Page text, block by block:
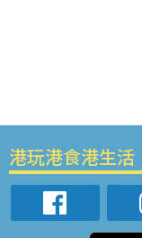
港玩港食港生活